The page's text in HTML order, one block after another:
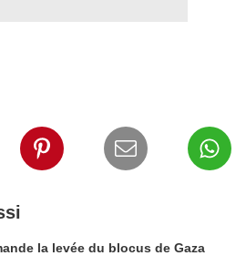
la levée du blocus de Gaza